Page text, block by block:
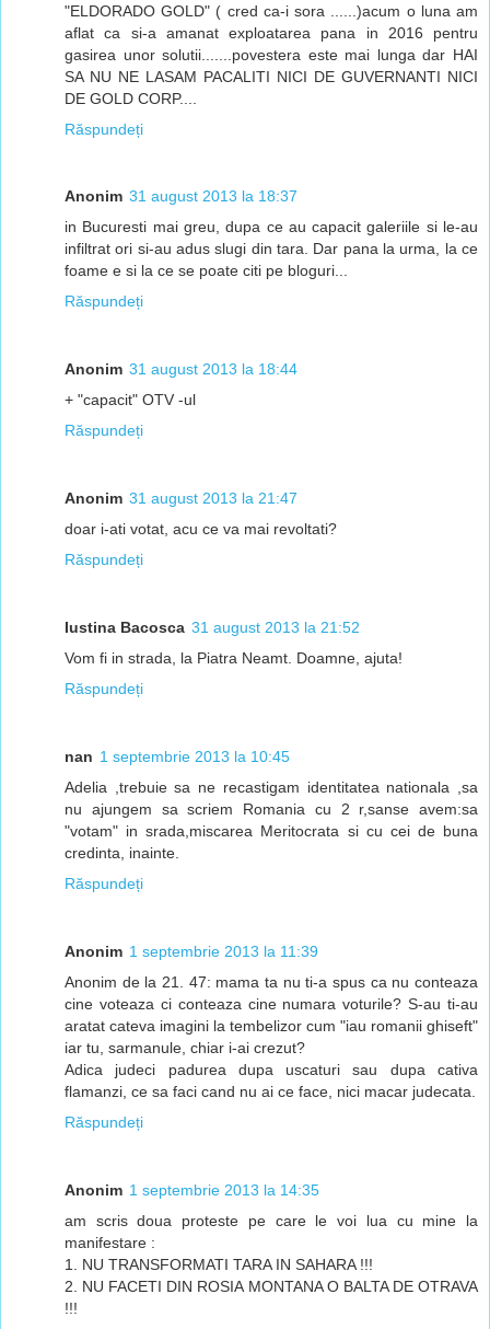
"ELDORADO GOLD" ( cred ca-i sora ......)acum o luna am
aflat ca si-a amanat exploatarea pana in 2016 pentru
gasirea unor solutii.......povestera este mai lunga dar HAI
SA NU NE LASAM PACALITI NICI DE GUVERNANTI NICI
DE GOLD CORP....
Răspundeți
Anonim 31 august 2013 la 18:37
in Bucuresti mai greu, dupa ce au capacit galeriile si le-au
infiltrat ori si-au adus slugi din tara. Dar pana la urma, la ce
foame e si la ce se poate citi pe bloguri...
Răspundeți
Anonim 31 august 2013 la 18:44
+ "capacit" OTV -ul
Răspundeți
Anonim 31 august 2013 la 21:47
doar i-ati votat, acu ce va mai revoltati?
Răspundeți
Iustina Bacosca 31 august 2013 la 21:52
Vom fi in strada, la Piatra Neamt. Doamne, ajuta!
Răspundeți
nan 1 septembrie 2013 la 10:45
Adelia ,trebuie sa ne recastigam identitatea nationala ,sa
nu ajungem sa scriem Romania cu 2 r,sanse avem:sa
"votam" in srada,miscarea Meritocrata si cu cei de buna
credinta, inainte.
Răspundeți
Anonim 1 septembrie 2013 la 11:39
Anonim de la 21. 47: mama ta nu ti-a spus ca nu conteaza
cine voteaza ci conteaza cine numara voturile? S-au ti-au
aratat cateva imagini la tembelizor cum "iau romanii ghiseft"
iar tu, sarmanule, chiar i-ai crezut?
Adica judeci padurea dupa uscaturi sau dupa cativa
flamanzi, ce sa faci cand nu ai ce face, nici macar judecata.
Răspundeți
Anonim 1 septembrie 2013 la 14:35
am scris doua proteste pe care le voi lua cu mine la
manifestare :
1. NU TRANSFORMATI TARA IN SAHARA !!!
2. NU FACETI DIN ROSIA MONTANA O BALTA DE OTRAVA
!!!